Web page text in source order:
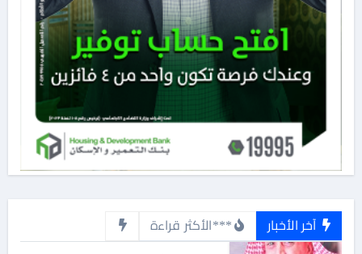
آخر الأخبار ***الأكثر قراءة